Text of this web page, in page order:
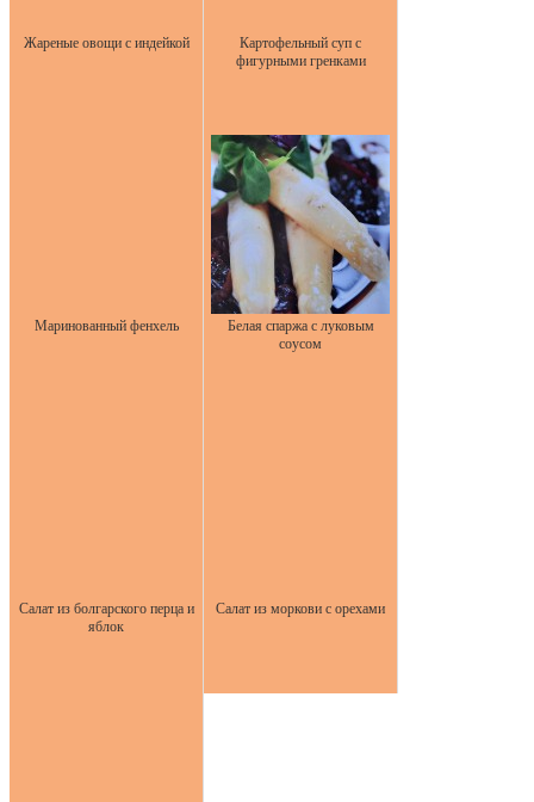
Жареные овощи с индейкой
Картофельный суп с
фигурными гренками
Маринованный фенхель
Белая спаржа с луковым
соусом
Салат из болгарского перца и
яблок
Салат из моркови с орехами